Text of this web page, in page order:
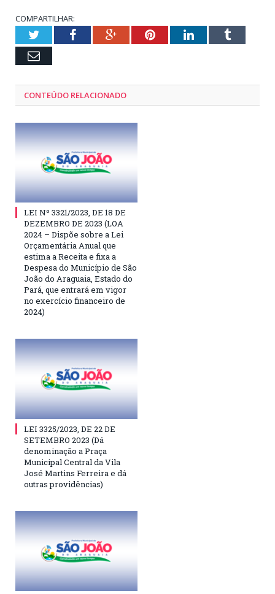
COMPARTILHAR:
TwitterFacebookGoogle+PinterestLinkedInTumblr
Email
CONTEÚDO RELACIONADO
LEI Nº 3321/2023, DE 18 DE
DEZEMBRO DE 2023 (LOA
2024 – Dispõe sobre a Lei
Orçamentária Anual que
estima a Receita e fixa a
Despesa do Município de São
João do Araguaia, Estado do
Pará, que entrará em vigor
no exercício financeiro de
2024)
LEI 3325/2023, DE 22 DE
SETEMBRO 2023 (Dá
denominação a Praça
Municipal Central da Vila
José Martins Ferreira e dá
outras providências)